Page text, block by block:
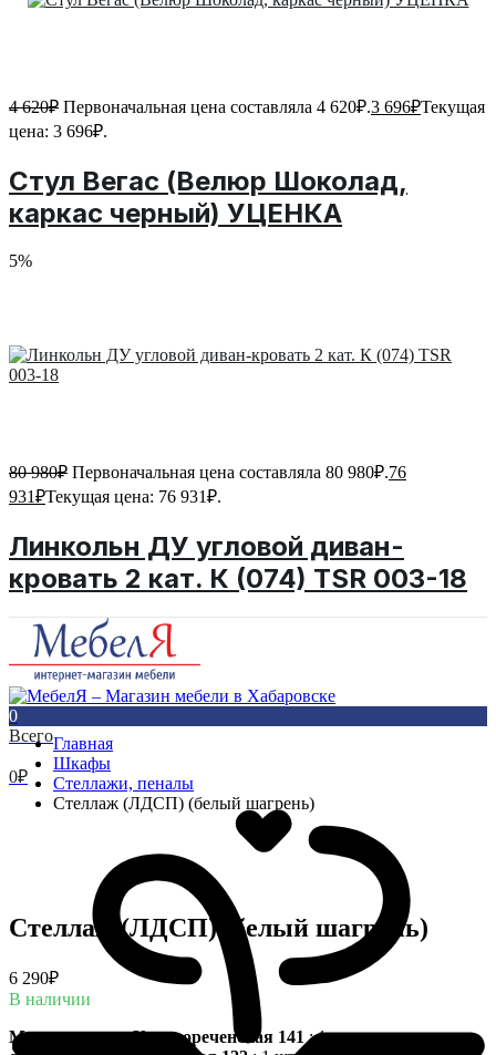
4 620₽ Первоначальная цена составляла 4 620₽.3 696₽Текущая
цена: 3 696₽.
Стул Вегас (Велюр Шоколад,
каркас черный) УЦЕНКА
5%
80 980₽ Первоначальная цена составляла 80 980₽.76
931₽Текущая цена: 76 931₽.
Линкольн ДУ угловой диван-
кровать 2 кат. К (074) TSR 003-18
0
Всего
0₽
Главная
Шкафы
Стеллажи, пеналы
Стеллаж (ЛДСП) (белый шагрень)
Стеллаж (ЛДСП) (белый шагрень)
6 290₽
В наличии
Магазин на ул. Краснореченская 141: 1 шт.